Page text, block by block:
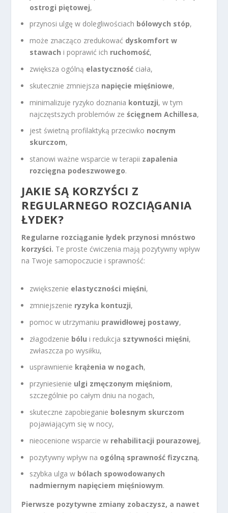
ostrogi piętowej,
przynosi ulgę w dolegliwościach bólowych stóp,
może znacząco zredukować dyskomfort w
stawach i poprawić ich ruchomość,
zwiększa ogólną elastyczność ciała,
skutecznie zmniejsza napięcie mięśniowe,
minimalizuje ryzyko doznania kontuzji, w tym
najczęstszych problemów ześcięgnem Achillesa,
jest świetną profilaktyką przeciwko nocnym
skurczom,
stanowi ważne wsparcie w terapii zapalenia
rozcięgna podeszwowego.
JAKIE SĄ KORZYŚCI Z
REGULARNEGO ROZCIĄGANIA
ŁYDEK?
Regularne rozciąganie łydek przynosi mnóstwo
korzyści. Te proste ćwiczenia mają pozytywny wpływ
na Twoje samopoczucie i sprawność:
zwiększenie elastyczności mięśni,
zmniejszenie ryzyka kontuzji,
pomoc w utrzymaniu prawidłowej postawy,
złagodzenie bólu i redukcja sztywności mięśni,
zwłaszcza po wysiłku,
usprawnienie krążenia w nogach,
przyniesienie ulgi zmęczonym mięśniom,
szczególnie po całym dniu na nogach,
skuteczne zapobieganie bolesnym skurczom
pojawiającym się w nocy,
nieocenione wsparcie w rehabilitacji pourazowej,
pozytywny wpływ na ogólną sprawność fizyczną,
szybka ulga w bólach spowodowanych
nadmiernym napięciem mięśniowym.
Pierwsze pozytywne zmiany zobaczysz, a nawet